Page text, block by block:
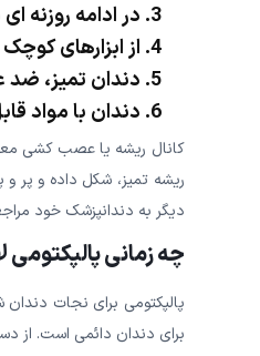
در ادامه روزنه
از ابزارهای
دندان تمیز،
دندان با مواد
کانال ریشه یا عصب کشی
ریشه تمیز، شکل داده و پر
دیگر به دندانپزشک خود
چه زمانی پالپکتومی
پالپکتومی برای نجات
برای دندان دائمی است. از